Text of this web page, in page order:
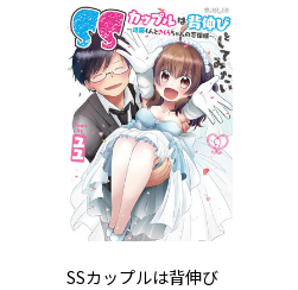
SSカップルは背伸び